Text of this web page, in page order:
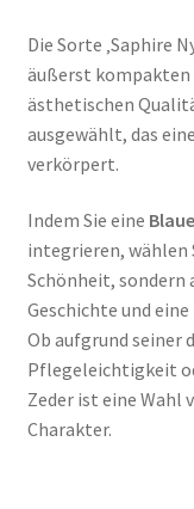
Die Sorte ‚Saphire
äußerst kompakten
ästhetischen
ausgewählt, das
verkörpert.
Indem Sie eine
integrieren, wählen
Schönheit, sondern
Geschichte und
Ob aufgrund seiner
Pflegeleichtigkeit
Zeder ist eine Wahl
Charakter.